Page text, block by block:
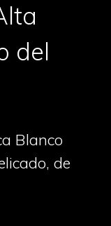
del
Blanco
de